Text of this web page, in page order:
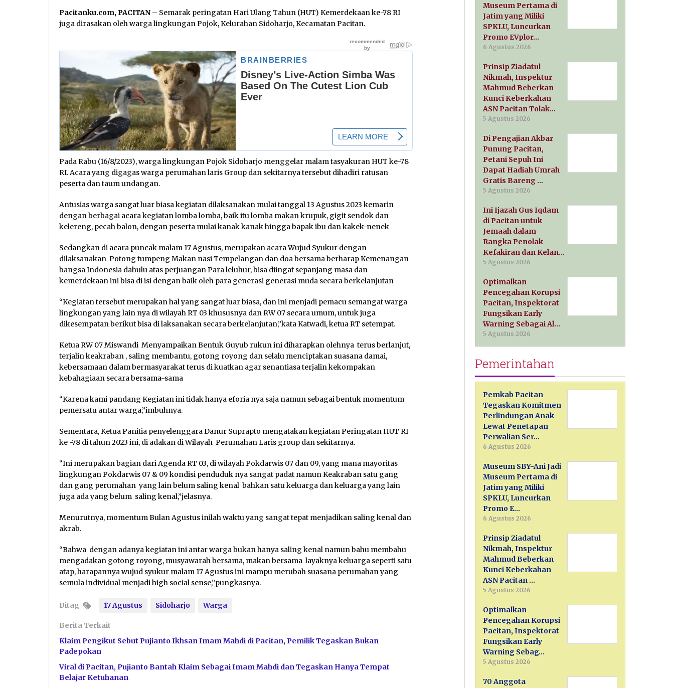
Pacitanku.com, PACITAN – Semarak peringatan Hari Ulang Tahun (HUT) Kemerdekaan ke-78 RI
juga dirasakan oleh warga lingkungan Pojok, Kelurahan Sidoharjo, Kecamatan Pacitan.
Pada Rabu (16/8/2023), warga lingkungan Pojok Sidoharjo menggelar malam tasyakuran HUT ke-78
RI. Acara yang digagas warga perumahan laris Group dan sekitarnya tersebut dihadiri ratusan
peserta dan taum undangan.
Antusias warga sangat luar biasa kegiatan dilaksanakan mulai tanggal 13 Agustus 2023 kemarin
dengan berbagai acara kegiatan lomba lomba, baik itu lomba makan krupuk, gigit sendok dan
kelereng, pecah balon, dengan peserta mulai kanak kanak hingga bapak ibu dan kakek-nenek
Sedangkan di acara puncak malam 17 Agustus, merupakan acara Wujud Syukur dengan
dilaksanakan Potong tumpeng Makan nasi Tempelangan dan doa bersama berharap Kemenangan
bangsa Indonesia dahulu atas perjuangan Para leluhur, bisa diingat sepanjang masa dan
kemerdekaan ini bisa di isi dengan baik oleh para generasi generasi muda secara berkelanjutan
“Kegiatan tersebut merupakan hal yang sangat luar biasa, dan ini menjadi pemacu semangat warga
lingkungan yang lain nya di wilayah RT 03 khususnya dan RW 07 secara umum, untuk juga
dikesempatan berikut bisa di laksanakan secara berkelanjutan,”kata Katwadi, ketua RT setempat.
Ketua RW 07 Miswandi Menyampaikan Bentuk Guyub rukun ini diharapkan olehnya terus berlanjut,
terjalin keakraban , saling membantu, gotong royong dan selalu menciptakan suasana damai,
kebersamaan dalam bermasyarakat terus di kuatkan agar senantiasa terjalin kekompakan
kebahagiaan secara bersama-sama
“Karena kami pandang Kegiatan ini tidak hanya eforia nya saja namun sebagai bentuk momentum
pemersatu antar warga,”imbuhnya.
Sementara, Ketua Panitia penyelenggara Danur Suprapto mengatakan kegiatan Peringatan HUT RI
ke -78 di tahun 2023 ini, di adakan di Wilayah Perumahan Laris group dan sekitarnya.
“Ini merupakan bagian dari Agenda RT 03, di wilayah Pokdarwis 07 dan 09, yang mana mayoritas
lingkungan Pokdarwis 07 & 09 kondisi penduduk nya sangat padat namun Keakraban satu gang
dan gang perumahan yang lain belum saling kenal bahkan satu keluarga dan keluarga yang lain
juga ada yang belum saling kenal,”jelasnya.
Menurutnya, momentum Bulan Agustus inilah waktu yang sangat tepat menjadikan saling kenal dan
akrab.
“Bahwa dengan adanya kegiatan ini antar warga bukan hanya saling kenal namun bahu membahu
mengadakan gotong royong, musyawarah bersama, makan bersama layaknya keluarga seperti satu
atap, harapannya wujud syukur malam 17 Agustus ini mampu merubah suasana perumahan yang
semula individual menjadi high social sense,”pungkasnya.
Ditag 17 Agustus Sidoharjo Warga
Berita Terkait
Klaim Pengikut Sebut Pujianto Ikhsan Imam Mahdi di Pacitan, Pemilik Tegaskan Bukan
Padepokan
Viral di Pacitan, Pujianto Bantah Klaim Sebagai Imam Mahdi dan Tegaskan Hanya Tempat
Belajar Ketuhanan
Museum Pertama di
Jatim yang Miliki
SPKLU, Luncurkan
Promo EVplor…
6 Agustus 2026
Prinsip Ziadatul
Nikmah, Inspektur
Mahmud Beberkan
Kunci Keberkahan
ASN Pacitan Tolak…
5 Agustus 2026
Di Pengajian Akbar
Punung Pacitan,
Petani Sepuh Ini
Dapat Hadiah Umrah
Gratis Bareng …
5 Agustus 2026
Ini Ijazah Gus Iqdam
di Pacitan untuk
Jemaah dalam
Rangka Penolak
Kefakiran dan Kelan…
5 Agustus 2026
Optimalkan
Pencegahan Korupsi
Pacitan, Inspektorat
Fungsikan Early
Warning Sebagai Al…
5 Agustus 2026
Pemerintahan
Pemkab Pacitan
Tegaskan Komitmen
Perlindungan Anak
Lewat Penetapan
Perwalian Ser…
6 Agustus 2026
Museum SBY-Ani Jadi
Museum Pertama di
Jatim yang Miliki
SPKLU, Luncurkan
Promo E…
6 Agustus 2026
Prinsip Ziadatul
Nikmah, Inspektur
Mahmud Beberkan
Kunci Keberkahan
ASN Pacitan …
5 Agustus 2026
Optimalkan
Pencegahan Korupsi
Pacitan, Inspektorat
Fungsikan Early
Warning Sebag…
5 Agustus 2026
70 Anggota